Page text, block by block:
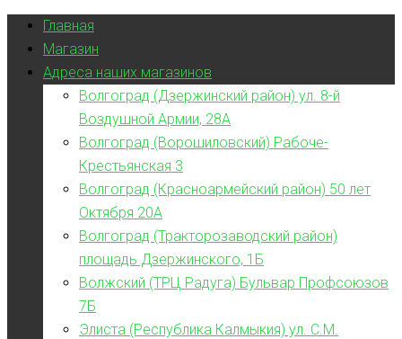
Главная
Магазин
Адреса наших магазинов
Волгоград (Дзержинский район) ул. 8-й
Воздушной Армии, 28А
Волгоград (Ворошиловский) Рабоче-
Крестьянская 3
Волгоград (Красноармейский район) 50 лет
Октября 20А
Волгоград (Тракторозаводский район)
площадь Дзержинского, 1Б
Волжский (ТРЦ Радуга) Бульвар Профсоюзов
7Б
Элиста (Республика Калмыкия) ул. С.М.